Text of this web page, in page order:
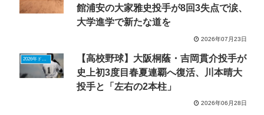
館浦安の大家雅史投手が8回3失点で涙、
大学進学で新たな道を
2026年07月23日
【高校野球】大阪桐蔭・吉岡貫介投手が
史上初3度目春夏連覇へ復活、川本晴大
投手と「左右の2本柱」
2026年06月28日